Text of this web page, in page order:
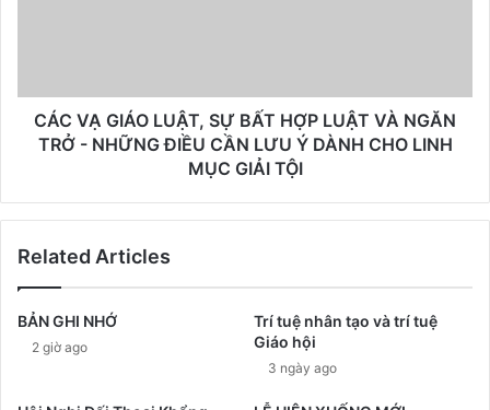
CÁC VẠ GIÁO LUẬT, SỰ BẤT HỢP LUẬT VÀ NGĂN
TRỞ - NHỮNG ĐIỀU CẦN LƯU Ý DÀNH CHO LINH
MỤC GIẢI TỘI
Related Articles
BẢN GHI NHỚ
2 giờ ago
Trí tuệ nhân tạo và trí tuệ
Giáo hội
3 ngày ago